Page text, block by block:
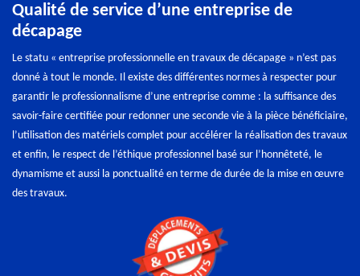
Qualité de service d’une entreprise de
décapage
Le statu « entreprise professionnelle en travaux de décapage » n’est pas
donné à tout le monde. Il existe des différentes normes à respecter pour
garantir le professionnalisme d’une entreprise comme : la suffisance des
savoir-faire certifiée pour redonner une seconde vie à la pièce bénéficiaire,
l’utilisation des matériels complet pour accélérer la réalisation des travaux
et enfin, le respect de l’éthique professionnel basé sur l’honnêteté, le
dynamisme et aussi la ponctualité en terme de durée de la mise en œuvre
des travaux.